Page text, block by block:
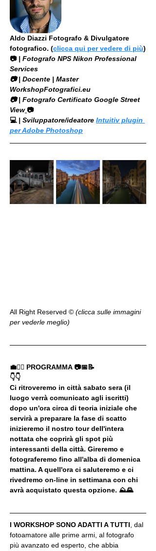
Aldo Diazzi Fotografo & Divulgatore
fotografico. (clicca qui per vedere di più)
📷 | Fotografo NPS Nikon Professional
Services
​📷 | Docente | Master
WorkshopFotografici.eu
📷 | Fotografo Certificato Google Street
View 📷
💻 | Sviluppatore/ideatore Intuitiv plugin
per Adobe Photoshop
All Right Reserved ©️ (clicca sulle immagini
per vederle meglio)
💼🚶‍♂️ PROGRAMMA 📷📅📝
👇👇
Ci ritroveremo in città sabato sera (il
luogo verrà comunicato agli iscritti)
dopo un'ora circa di teoria iniziale che
servirà a preparare la fase di scatto
inizieremo il nostro tour dell'intera
nottata che coprirà gli spot più
interessanti della città. Gireremo e
fotograferemo fino all'alba di domenica
mattina. A quell'ora ci saluteremo e ci
rivedremo on-line in settimana con chi
avrà acquistato questa opzione. ⛰🌄
I WORKSHOP SONO ADATTI A TUTTI , dal
fotoamatore alle prime armi, al fotografo
più avanzato ed esperto, che abbia